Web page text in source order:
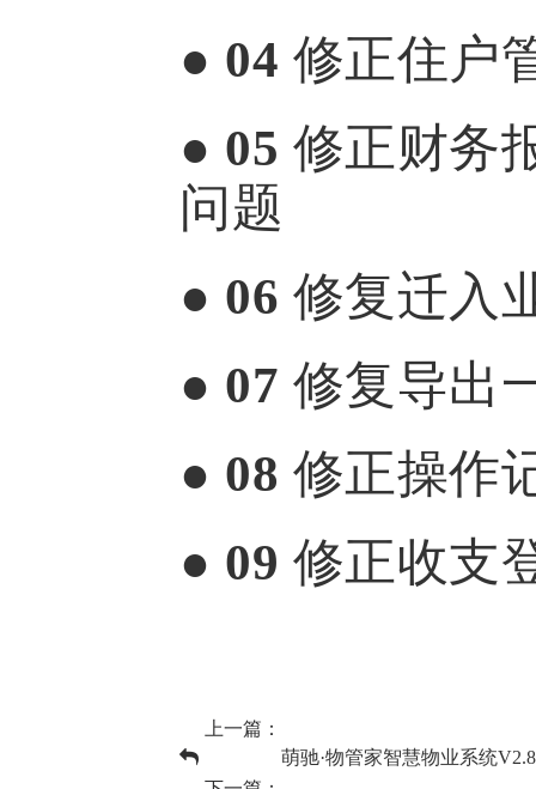
● 04 修正住户
● 05 修正财务
问题
● 06 修复迁入
● 07 修复导出
● 08 修正操作
● 09 修正收支
上一篇： 萌驰·物管家智慧物业系统